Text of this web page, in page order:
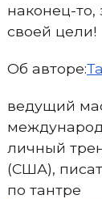
наконец-то,
своей цели!
Об авторе:
ведущий
личный
(США),
по тантре